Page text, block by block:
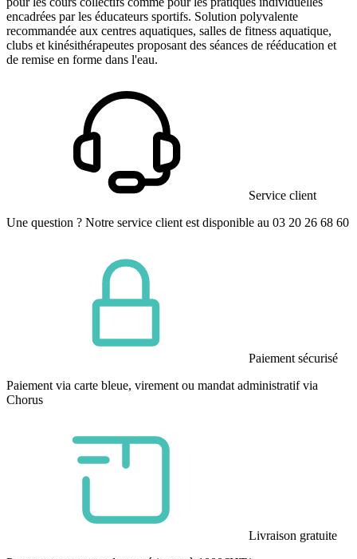
encadrées par les éducateurs sportifs. Solution polyvalente
recommandée aux centres aquatiques, salles de fitness aquatique,
clubs et kinésithérapeutes proposant des séances de rééducation et
de remise en forme dans l'eau.
Service client
Une question ? Notre service client est disponible au 03 20 26 68 60
Paiement sécurisé
Paiement via carte bleue, virement ou mandat administratif via
Chorus
Livraison gratuite